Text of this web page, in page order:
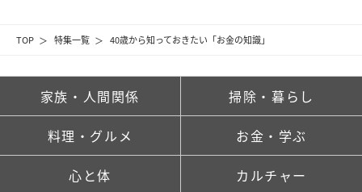
TOP 特集一覧 40歳から知っておきたい「お金の知識」
家族・人間関係 掃除・暮らし
料理・グルメ お金・学ぶ
心と体 カルチャー